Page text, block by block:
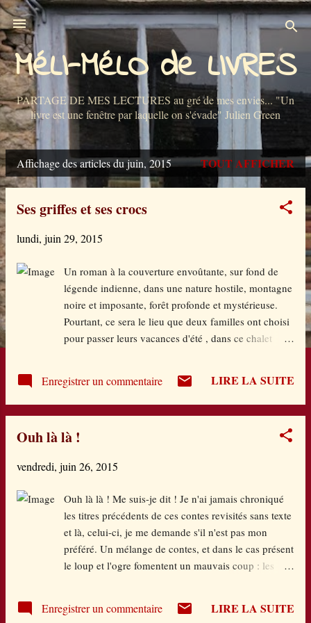
Accéder au contenu principal
MéLI-MéLO de LIVRES
PARTAGE DE MES LECTURES au gré de mes envies... "Un
livre est une fenêtre par laquelle on s'évade" Julien Green
A
Affichage des articles du juin, 2015 TOUT AFFICHER
Ses griffes et ses crocs
lundi, juin 29, 2015
Un roman à la couverture envoûtante, sur fond de
légende indienne, dans une nature hostile, montagne
noire et imposante, forêt profonde et mystérieuse.
Pourtant, ce sera le lieu que deux familles ont choisi
pour passer leurs vacances d'été , dans ce chalet
aussi leurs enfants. Dans l'une, les propriétaires, des
jumeaux garçon-fille très brillants et un frère aîné
Marcus, atteint de TOC, qui lui empoisonnent la vie
suite peur dans cet environnement. C'est trop pour
inconnu, il sent bien qu'il est un poids. Et ça ne
loupe pas. Au bout de quelques jours, c'est le clash.
Ses parents décident de renoncer à ces vacances.
Mais avant leur départ, les adultes décident de
s'octroyer tout de ...
Enregistrer un commentaire LIRE LA SUITE
Ouh là là !
vendredi, juin 26, 2015
Ouh là là ! Me suis-je dit ! Je n'ai jamais chroniqué
les titres précédents de ces contes revisités sans texte
et là, celui-ci, je me demande s'il n'est pas mon
préféré. Un mélange de contes, et dans le cas présent
le loup et l'ogre fomentent un mauvais coup : les
viande fraîche les regardent par la fenêtre. Bien
Enregistrer un commentaire LIRE LA SUITE